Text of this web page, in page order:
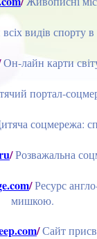
видів спорту
Он-лайн карти
портал-
соцмережа:
/Розважальна
/Ресурс
/Сайт